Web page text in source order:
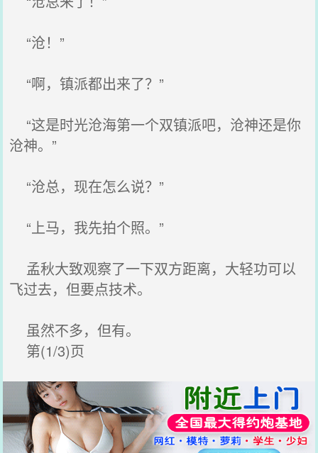
“沧！”
“啊，镇派都出来了？”
“这是时光沧海第一个双镇派吧，沧神还是你
沧神。”
“沧总，现在怎么说？”
“上马，我先拍个照。”
孟秋大致观察了一下双方距离，大轻功可以
飞过去，但要点技术。
虽然不多，但有。
第(1/3)页